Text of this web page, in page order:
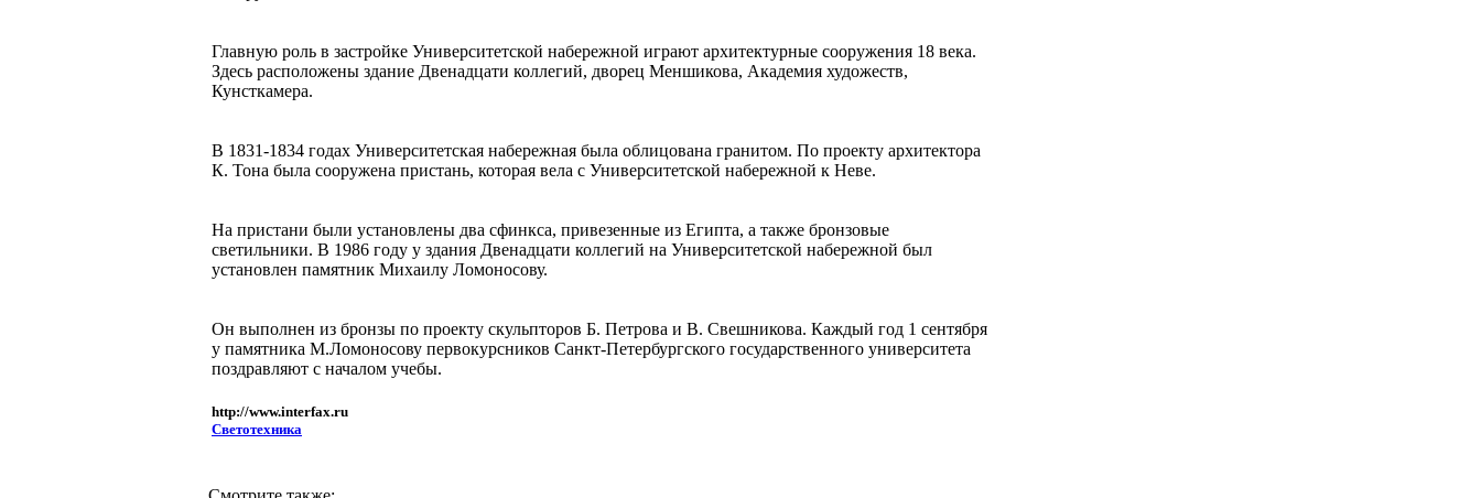
Главную роль в застройке Университетской набережной играют архитектурные сооружения 18 века.
Здесь расположены здание Двенадцати коллегий, дворец Меншикова, Академия художеств,
Кунсткамера.
В 1831-1834 годах Университетская набережная была облицована гранитом. По проекту архитектора
К. Тона была сооружена пристань, которая вела с Университетской набережной к Неве.
На пристани были установлены два сфинкса, привезенные из Египта, а также бронзовые
светильники. В 1986 году у здания Двенадцати коллегий на Университетской набережной был
установлен памятник Михаилу Ломоносову.
Он выполнен из бронзы по проекту скульпторов Б. Петрова и В. Свешникова. Каждый год 1 сентября
у памятника М.Ломоносову первокурсников Санкт-Петербургского государственного университета
поздравляют с началом учебы.
http://www.interfax.ru
Светотехника